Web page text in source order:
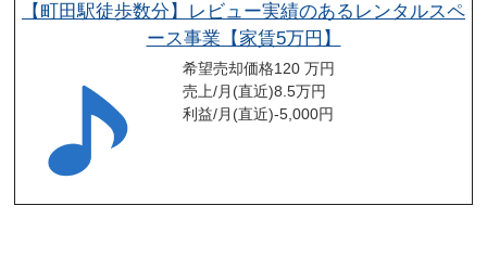
【町田駅徒歩数分】レビュー実績のあるレンタルスペ
ース事業【家賃5万円】
希望売却価格120 万円
売上/月(直近)8.5万円
利益/月(直近)-5,000円